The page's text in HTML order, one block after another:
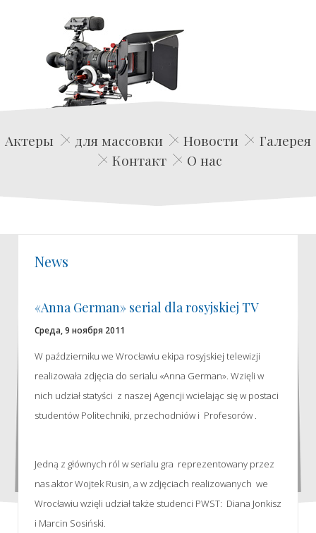
Edwin Film Agencja Aktorska
Актеры для массовки Новости
Галерея
Контакт
О нас
News
«Anna German» serial dla rosyjskiej TV
Среда, 9 ноября 2011
W październiku we Wrocławiu ekipa rosyjskiej telewizji
realizowała zdjęcia do serialu «Anna German». Wzięli w
nich udział statyści z naszej Agencji wcielając się w postaci
studentów Politechniki, przechodniów i Profesorów .
Jedną z głównych ról w serialu gra reprezentowany przez
nas aktor Wojtek Rusin, a w zdjęciach realizowanych we
Wrocławiu wzięli udział także studenci PWST: Diana Jonkisz
i Marcin Sosiński.